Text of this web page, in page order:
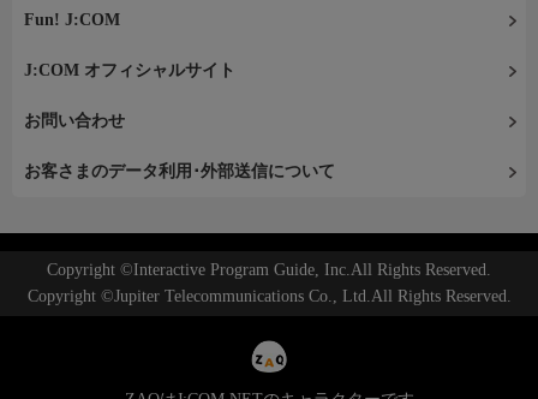
Fun! J:COM
J:COM オフィシャルサイト
お問い合わせ
お客さまのデータ利用･外部送信について
Copyright ©Interactive Program Guide, Inc.All Rights Reserved.
Copyright ©Jupiter Telecommunications Co., Ltd.All Rights Reserved.